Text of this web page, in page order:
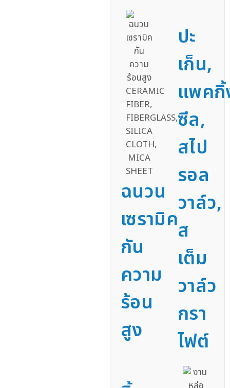
ฉนวน
เซรามิค
กัน
ความ
ร้อน
สูง
ปะ
เก็น,
แพคกิ้
ซีล,
สไป
รอล
วาล์ว,
ส
เต็ม
วาล์ว
กรา
ไฟต์